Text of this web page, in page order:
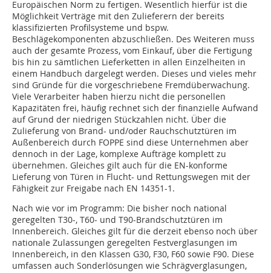
Europäischen Norm zu fertigen. Wesentlich hierfür ist die
Möglichkeit Verträge mit den Zulieferern der bereits
klassifizierten Profilsysteme und bspw.
Beschlägekomponenten abzuschließen. Des Weiteren muss
auch der gesamte Prozess, vom Einkauf, über die Fertigung
bis hin zu sämtlichen Lieferketten in allen Einzelheiten in
einem Handbuch dargelegt werden. Dieses und vieles mehr
sind Gründe für die vorgeschriebene Fremdüberwachung.
Viele Verarbeiter haben hierzu nicht die personellen
Kapazitäten frei, häufig rechnet sich der finanzielle Aufwand
auf Grund der niedrigen Stückzahlen nicht. Über die
Zulieferung von Brand- und/oder Rauchschutztüren im
Außenbereich durch FOPPE sind diese Unternehmen aber
dennoch in der Lage, komplexe Aufträge komplett zu
übernehmen. Gleiches gilt auch für die EN-konforme
Lieferung von Türen in Flucht- und Rettungswegen mit der
Fähigkeit zur Freigabe nach EN 14351-1.
Nach wie vor im Programm: Die bisher noch national
geregelten T30-, T60- und T90-Brandschutztüren im
Innenbereich. Gleiches gilt für die derzeit ebenso noch über
nationale Zulassungen geregelten Festverglasungen im
Innenbereich, in den Klassen G30, F30, F60 sowie F90. Diese
umfassen auch Sonderlösungen wie Schrägverglasungen,